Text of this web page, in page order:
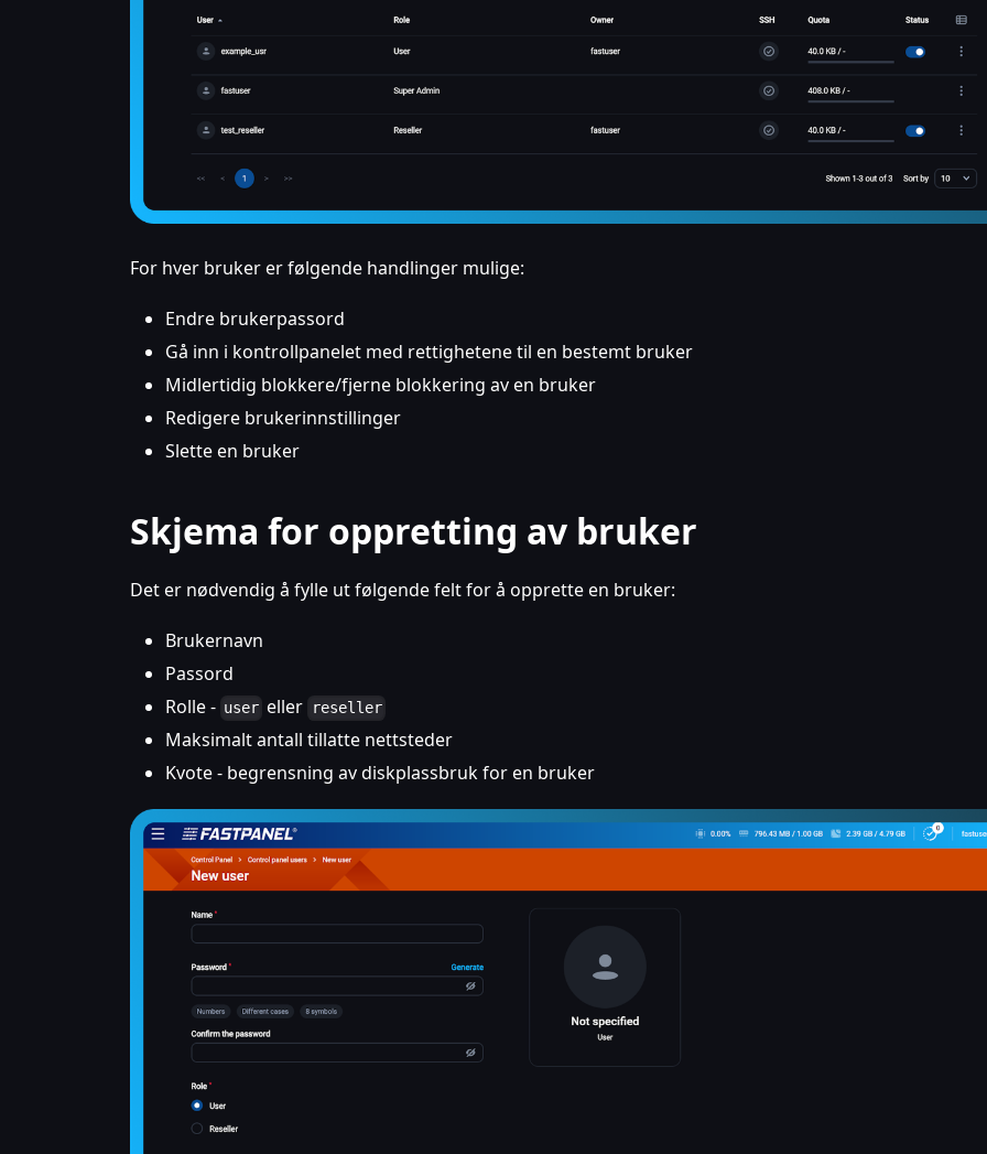
For hver bruker er følgende handlinger mulige:
Endre brukerpassord
Gå inn i kontrollpanelet med rettighetene til en bestemt bruker
Midlertidig blokkere/fjerne blokkering av en bruker
Redigere brukerinnstillinger
Slette en bruker
Skjema for oppretting av bruker
Det er nødvendig å fylle ut følgende felt for å opprette en bruker:
Brukernavn
Passord
Rolle - user eller reseller
Maksimalt antall tillatte nettsteder
Kvote - begrensning av diskplassbruk for en bruker